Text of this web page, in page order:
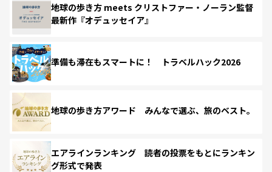
地球の歩き方 meets クリストファー・ノーラン監督
最新作『オデュッセイア』
準備も滞在もスマートに！ トラベルハック2026
地球の歩き方アワード みんなで選ぶ、旅のベスト。
エアラインランキング 読者の投票をもとにランキン
グ形式で発表